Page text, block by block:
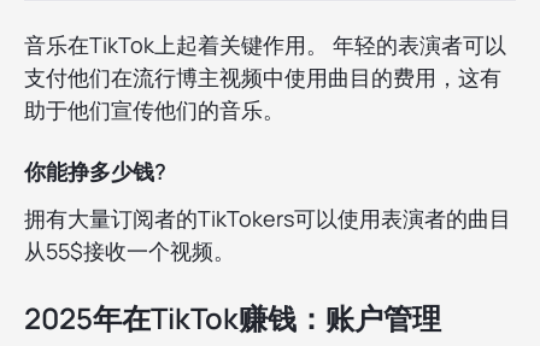
音乐在TikTok上起着关键作用。 年轻的表演者可以
支付他们在流行博主视频中使用曲目的费用，这有
助于他们宣传他们的音乐。
你能挣多少钱?
拥有大量订阅者的TikTokers可以使用表演者的曲目
从55$接收一个视频。
2025年在TikTok赚钱：账户管理